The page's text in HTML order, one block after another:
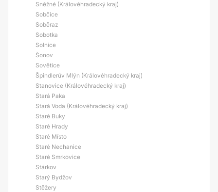
Sněžné (Královéhradecký kraj)
Sobčice
Soběraz
Sobotka
Solnice
Šonov
Sovětice
Špindlerův Mlýn (Královéhradecký kraj)
Stanovice (Královéhradecký kraj)
Stará Paka
Stará Voda (Královéhradecký kraj)
Staré Buky
Staré Hrady
Staré Místo
Staré Nechanice
Staré Smrkovice
Stárkov
Starý Bydžov
Stěžery